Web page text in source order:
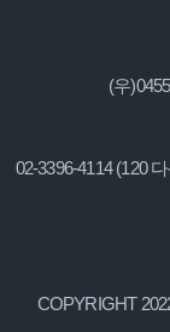
(우
02-3396-4114 (120
COPYRIGHT